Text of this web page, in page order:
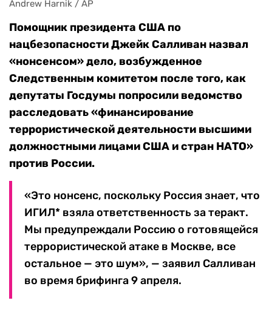
Andrew Harnik / AP
Помощник президента США по
нацбезопасности Джейк Салливан назвал
«нонсенсом» дело, возбужденное
Следственным комитетом после того, как
депутаты Госдумы попросили ведомство
расследовать «финансирование
террористической деятельности высшими
должностными лицами США и стран НАТО»
против России.
«Это нонсенс, поскольку Россия знает, что
ИГИЛ* взяла ответственность за теракт.
Мы предупреждали Россию о готовящейся
террористической атаке в Москве, все
остальное — это шум», — заявил Салливан
во время брифинга 9 апреля.